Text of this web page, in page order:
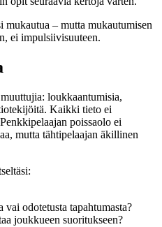
mukautua – mutta mukautumisen
ei impulsiivisuuteen.
loukkaantumisia,
Kaikki tieto ei
poissaolo ei
mutta tähtipelaajan äkillinen
vai odotetusta tapahtumasta?
joukkueen suoritukseen?